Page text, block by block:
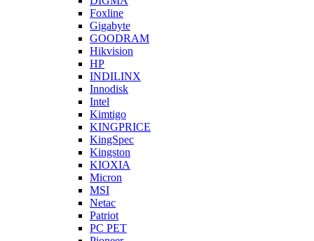
Foxline
Gigabyte
GOODRAM
Hikvision
HP
INDILINX
Innodisk
Intel
Kimtigo
KINGPRICE
KingSpec
Kingston
KIOXIA
Micron
MSI
Netac
Patriot
PC PET